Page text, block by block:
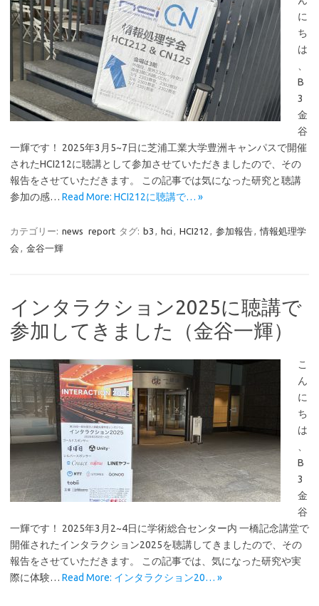
に
ち
は
B
3
金
谷
一輝です！ 2025年3月5~7日に芝浦工業大学豊洲キャンパスで開催
されたHCI212に聴講として参加させていただきましたので、その
報告をさせていただきます。 この記事では気になった研究と聴講
参加の感… Read More: HCI212に聴講で… »
カテゴリー: news report タグ: b3 , hci , HCI212 , 参加報告, 情報処理学
会 , 金谷一輝
インタラクション2025に聴講で
参加してきました（金谷一輝）
こ
ん
に
ち
は
B
3
金
谷
一輝です！ 2025年3月2~4日に学術総合センター内 一橋記念講堂で
開催されたインタラクション2025を聴講してきましたので、その
報告をさせていただきます。 この記事では、気になった研究や実
際に体験… Read More: インタラクション20… »